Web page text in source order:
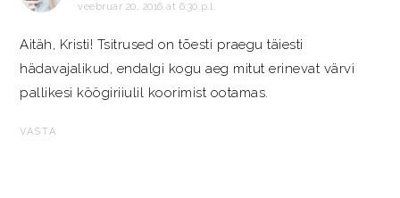
veebruar 20, 2016 at 6:30 p.l.
Aitäh, Kristi! Tsitrused on tõesti praegu täiesti
hädavajalikud, endalgi kogu aeg mitut erinevat värvi
pallikesi köögiriiulil koorimist ootamas.
VASTA